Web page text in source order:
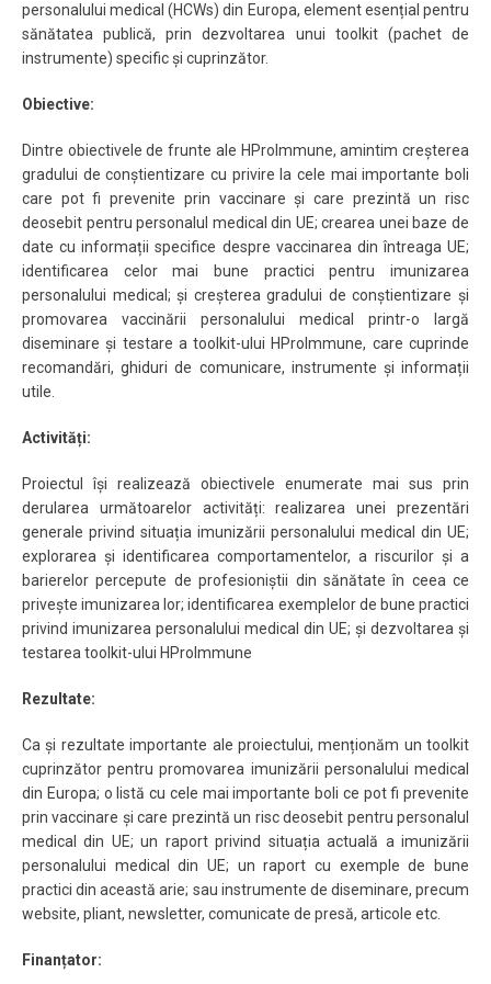
personalului medical (HCWs) din Europa, element esențial pentru
sănătatea publică, prin dezvoltarea unui toolkit (pachet de
instrumente) specific și cuprinzător.
Obiective:
Dintre obiectivele de frunte ale HProImmune, amintim creșterea
gradului de conștientizare cu privire la cele mai importante boli
care pot fi prevenite prin vaccinare și care prezintă un risc
deosebit pentru personalul medical din UE; crearea unei baze de
date cu informații specifice despre vaccinarea din întreaga UE;
identificarea celor mai bune practici pentru imunizarea
personalului medical; și creșterea gradului de conștientizare și
promovarea vaccinării personalului medical printr-o largă
diseminare și testare a toolkit-ului HProImmune, care cuprinde
recomandări, ghiduri de comunicare, instrumente și informații
utile.
Activități:
Proiectul își realizează obiectivele enumerate mai sus prin
derularea următoarelor activități: realizarea unei prezentări
generale privind situația imunizării personalului medical din UE;
explorarea și identificarea comportamentelor, a riscurilor și a
barierelor percepute de profesioniștii din sănătate în ceea ce
privește imunizarea lor; identificarea exemplelor de bune practici
privind imunizarea personalului medical din UE; și dezvoltarea și
testarea toolkit-ului HProImmune
Rezultate:
Ca și rezultate importante ale proiectului, menționăm un toolkit
cuprinzător pentru promovarea imunizării personalului medical
din Europa; o listă cu cele mai importante boli ce pot fi prevenite
prin vaccinare și care prezintă un risc deosebit pentru personalul
medical din UE; un raport privind situația actuală a imunizării
personalului medical din UE; un raport cu exemple de bune
practici din această arie; sau instrumente de diseminare, precum
website, pliant, newsletter, comunicate de presă, articole etc.
Finanțator: